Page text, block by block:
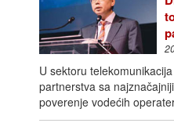
U sektoru
partnerstva sa
poverenje vodećih